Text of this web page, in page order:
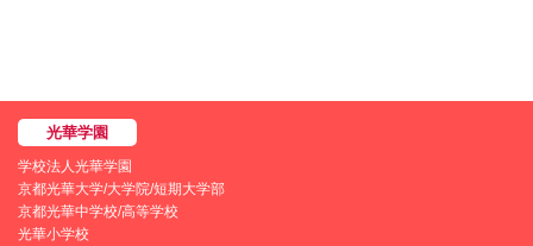
学校法人光華学園
京都光華大学/大学院/短期大学部
京都光華中学校/高等学校
光華小学校